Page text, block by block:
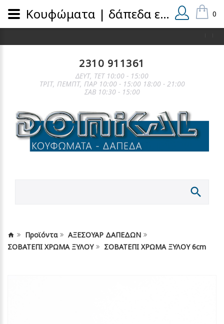
0
2310 911361
ΔΕΥΤ, ΤΕΤ 10:00 - 15:00
ΤΡΙΤ, ΠΕΜΠΤ, ΠΑΡ 10:00 - 15:00 18:00 - 21:00
ΣΑΒ 10:30 - 15:00
Προϊόντα
ΑΞΕΣΟΥΑΡ ΔΑΠΕΔΩΝ
ΣΟΒΑΤΕΠΙ ΧΡΩΜΑ ΞΥΛΟΥ
ΣΟΒΑΤΕΠΙ ΧΡΩΜΑ ΞΥΛΟΥ 6cm
Κουφώματα | δάπεδα εσωτερικά και εξωτερικά | domical.gr